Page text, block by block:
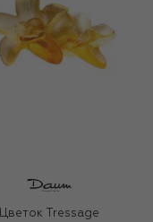
Цветок Tressage